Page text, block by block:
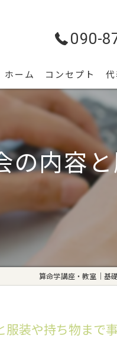
090-
ホーム コンセプト
の内容
算命学講座・教室｜基
服装や持ち物まで